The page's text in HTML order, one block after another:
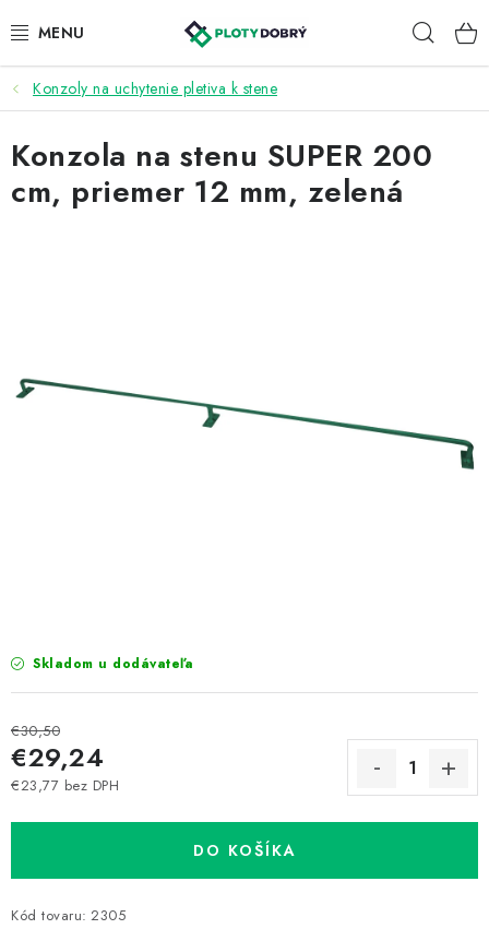
na
PLETIVA A PLOTY
PRÍSLUŠENSTVO
BRÁNY A BRÁNKY
REALIZÁCIA OPLOTENIA
Konzoly na uchytenie pletiva k stene
Skladom u dodávateľa
€30,50
€29,24
€23,77 bez DPH
DO KOŠÍKA
Kód tovaru: 2305
Konzola na stenu SUPER 200
cm, priemer 12 mm, zelená